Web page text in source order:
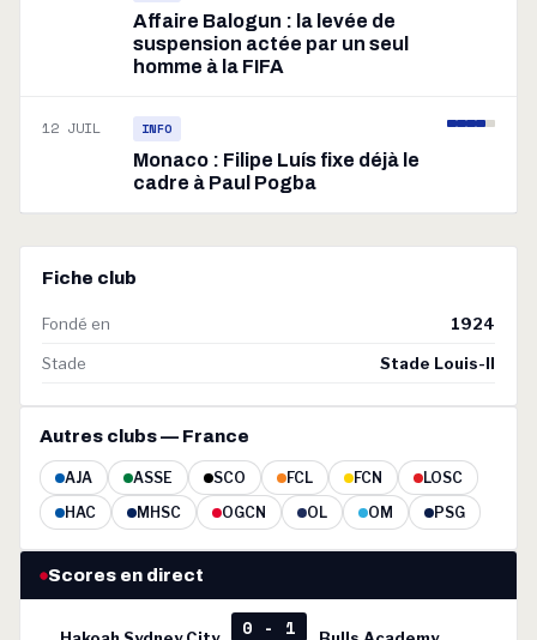
Affaire Balogun : la levée de
suspension actée par un seul
homme à la FIFA
12 JUIL INFO
Monaco : Filipe Luís fixe déjà le
cadre à Paul Pogba
Fiche club
Fondé en 1924
Stade Stade Louis-II
Autres clubs — France
AJA ASSE SCO FCL FCN
LOSC
HAC
MHSC OGCN OL OM PSG
Scores en direct
0 - 1